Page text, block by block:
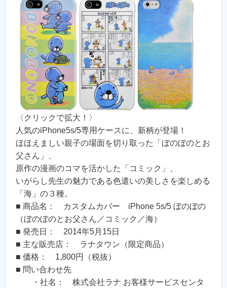
〈クリックで拡大！〉
人気のiPhone5s/5専用ケースに、新柄が登場！
ほほえましい親子の場面を切り取った「ぼのぼのとお
父さん」、
原作の漫画のコマを活かした「コミック」、
いがらし先生の魅力である色遣いの美しさを楽しめる
「海」の３種。
■ 商品名： カスタムカバー iPhone 5s/5 ぼのぼの
（ぼのぼのとお父さん／コミック／海）
■ 発売日： 2014年5月15日
■ 主な販売店： ラナタウン（限定商品）
■ 価格： 1,800円（税抜）
■ 問い合わせ先
・社名： 株式会社ラナ お客様サービスセンタ